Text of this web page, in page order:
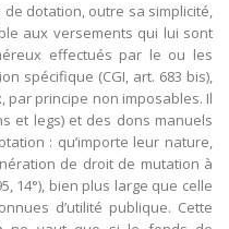
de dotation, outre sa simplicité,
aux versements qui lui sont
effectués par le ou les
spécifique (CGI, art. 683 bis),
par principe non imposables. Il
et legs) et des dons manuels
: qu’importe leur nature,
de droit de mutation à
14°), bien plus large que celle
d’utilité publique. Cette